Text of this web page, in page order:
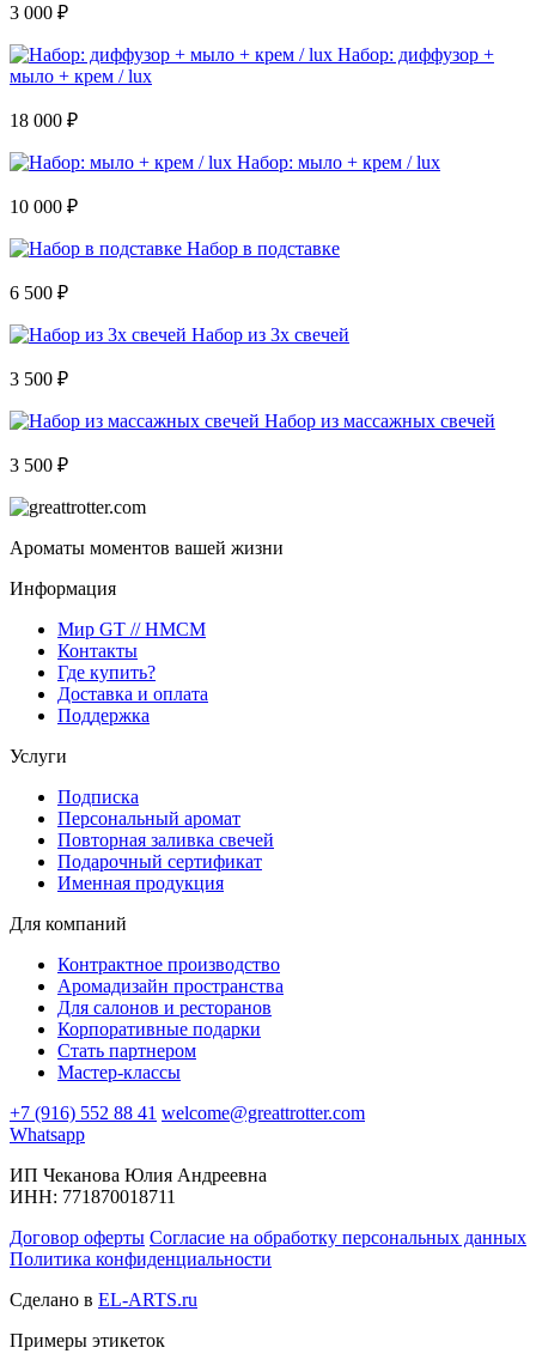
3 000 ₽
Набор: диффузор +
мыло + крем / lux
18 000 ₽
Набор: мыло + крем / lux
10 000 ₽
Набор в подставке
6 500 ₽
Набор из 3х свечей
3 500 ₽
Набор из массажных свечей
3 500 ₽
Ароматы моментов вашей жизни
Информация
Мир GT // HMCM
Контакты
Где купить?
Доставка и оплата
Поддержка
Услуги
Подписка
Персональный аромат
Повторная заливка свечей
Подарочный сертификат
Именная продукция
Для компаний
Контрактное производство
Аромадизайн пространства
Для салонов и ресторанов
Корпоративные подарки
Стать партнером
Мастер-классы
+7 (916) 552 88 41 welcome@greattrotter.com
Whatsapp
ИП Чеканова Юлия Андреевна
ИНН: 771870018711
Договор оферты Согласие на обработку персональных данных
Политика конфиденциальности
Сделано в EL-ARTS.ru
Примеры этикеток